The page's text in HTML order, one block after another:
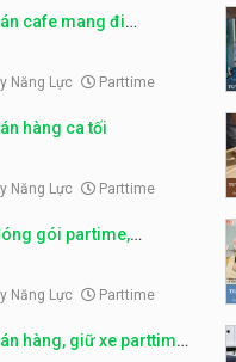
cafe mang đi
Năng Lực Parttime
hàng ca tối
Năng Lực Parttime
gói partime,
Năng Lực Parttime
hàng, giữ xe parttime